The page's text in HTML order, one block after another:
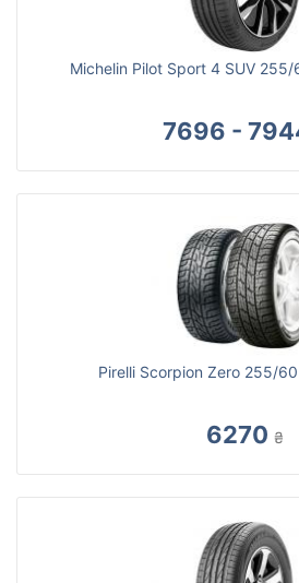
Michelin Pilot Sport 4 SUV 255/
7696 -
Pirelli Scorpion Zero 255/60
6270 ₴